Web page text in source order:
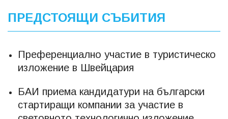
ПРЕДСТОЯЩИ СЪБИТИЯ
Преференциално участие в туристическо
изложение в Швейцария
БАИ приема кандидатури на български
стартиращи компании за участие в